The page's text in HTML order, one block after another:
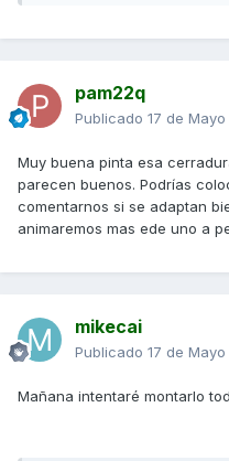
pam22q
Publicado 17 de
Muy buena pinta esa
parecen buenos. Podrías
comentarnos si se adaptan
animaremos mas ede uno a
mikecai
Publicado 17 de
Mañana intentaré montarlo